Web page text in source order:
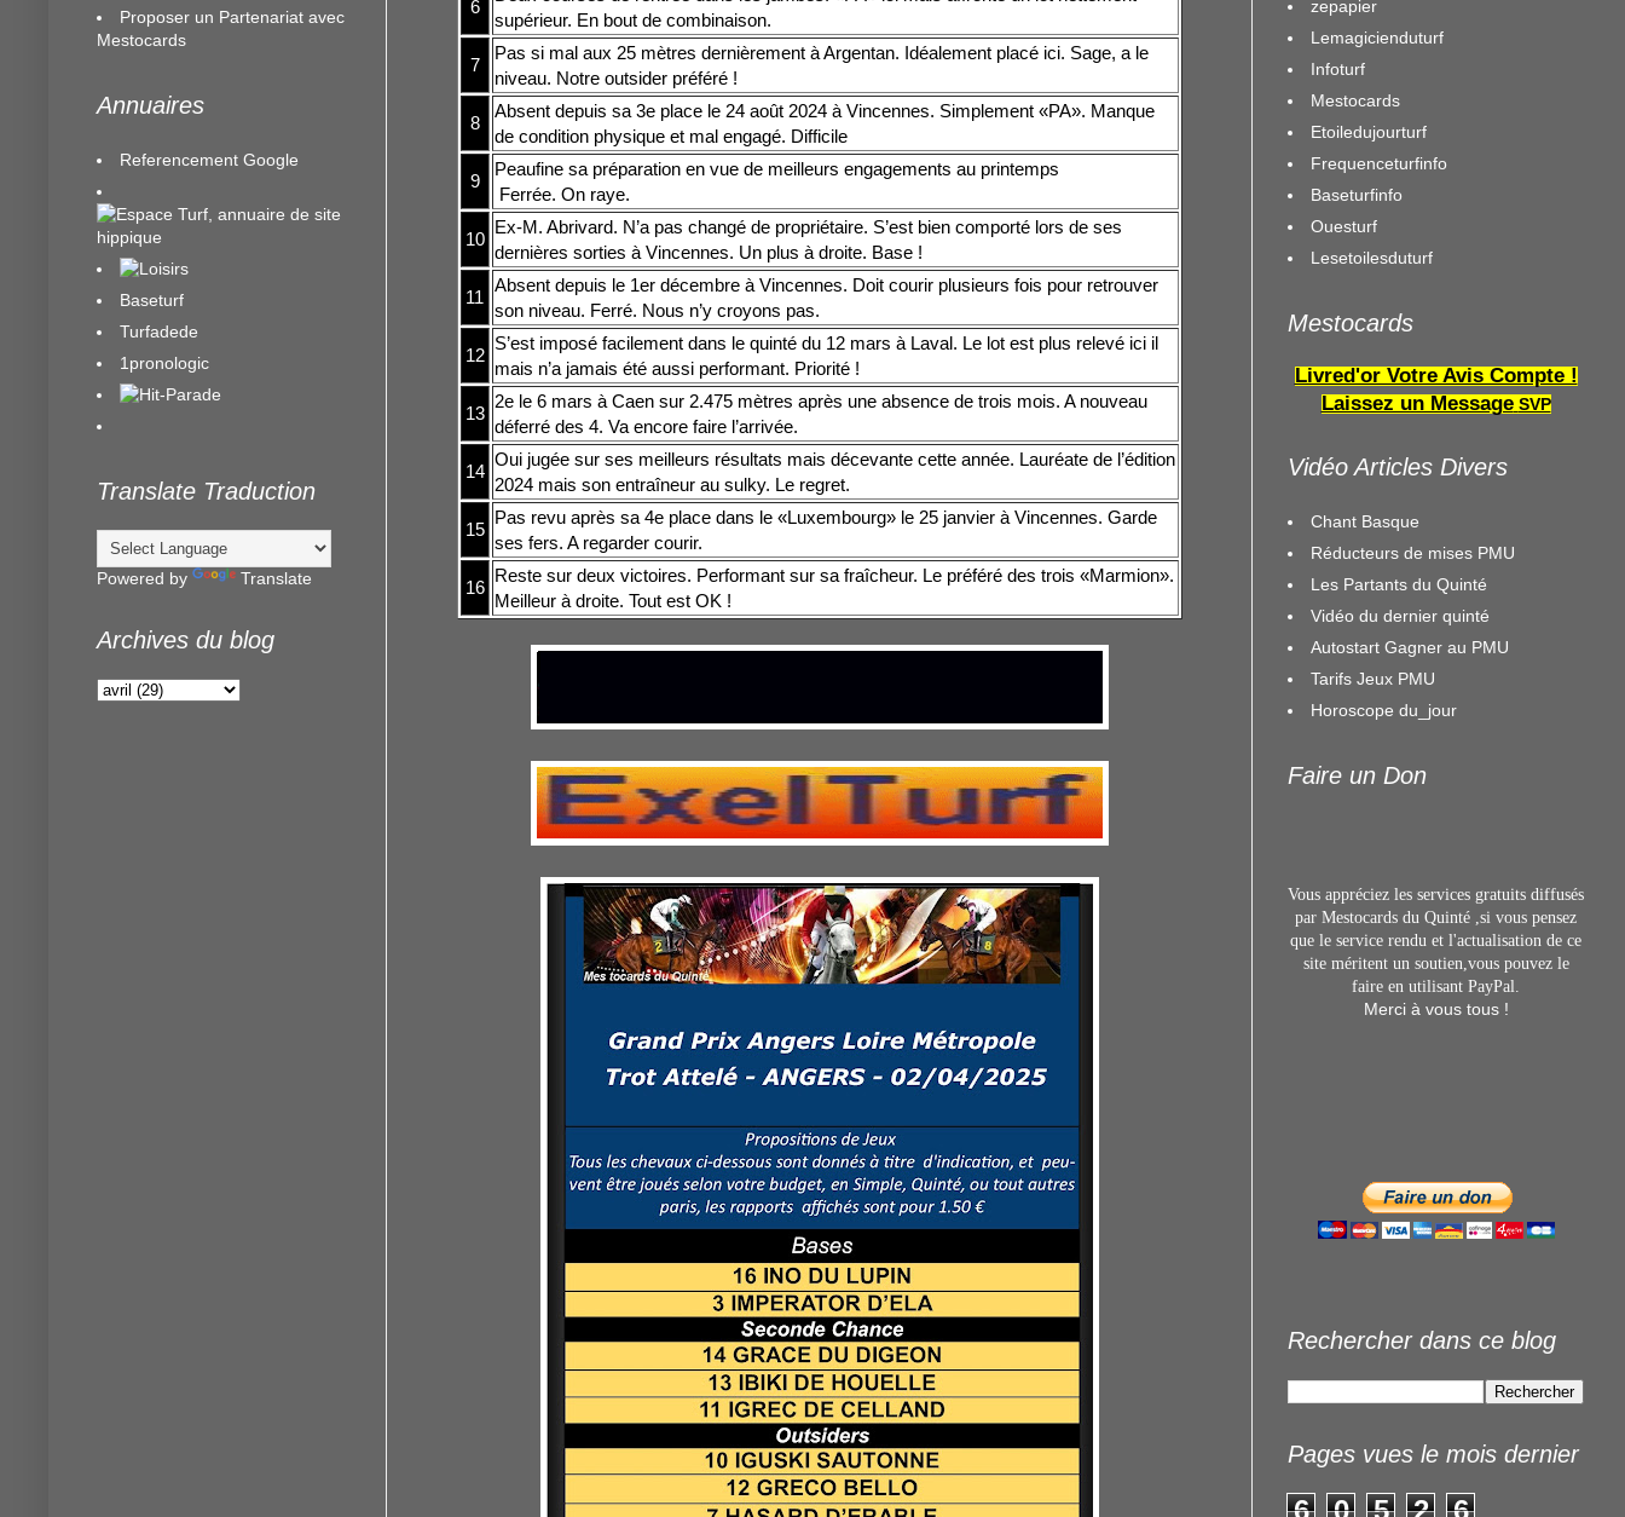
6
supérieur. En bout de combinaison.
7
Pas si mal aux 25 mètres dernièrement à Argentan. Idéalement placé ici. Sage, a le
niveau. Notre outsider préféré !
8
Absent depuis sa 3e place le 24 août 2024 à Vincennes. Simplement «PA». Manque
de condition physique et mal engagé. Difficile
9
Peaufine sa préparation en vue de meilleurs engagements au printemps
Ferrée. On raye.
10
Ex-M. Abrivard. N’a pas changé de propriétaire. S’est bien comporté lors de ses
dernières sorties à Vincennes. Un plus à droite. Base !
11
Absent depuis le 1er décembre à Vincennes. Doit courir plusieurs fois pour retrouver
son niveau. Ferré. Nous n’y croyons pas.
12
S’est imposé facilement dans le quinté du 12 mars à Laval. Le lot est plus relevé ici il
mais n’a jamais été aussi performant. Priorité !
13
2e le 6 mars à Caen sur 2.475 mètres après une absence de trois mois. A nouveau
déferré des 4. Va encore faire l’arrivée.
14
Oui jugée sur ses meilleurs résultats mais décevante cette année. Lauréate de l’édition
2024 mais son entraîneur au sulky. Le regret.
15
Pas revu après sa 4e place dans le «Luxembourg» le 25 janvier à Vincennes. Garde
ses fers. A regarder courir.
16
Reste sur deux victoires. Performant sur sa fraîcheur. Le préféré des trois «Marmion».
Meilleur à droite. Tout est OK !
Proposer un Partenariat avec
Mestocards
Annuaires
Referencement Google
Baseturf
Turfadede
1pronologic
Translate Traduction
Powered by Translate
Archives du blog
zepapier
Lemagicienduturf
Infoturf
Mestocards
Etoiledujourturf
Frequenceturfinfo
Baseturfinfo
Ouesturf
Lesetoilesduturf
Mestocards
Livred'or Votre Avis Compte !
Laissez un Message SVP
Vidéo Articles Divers
Chant Basque
Réducteurs de mises PMU
Les Partants du Quinté
Vidéo du dernier quinté
Autostart Gagner au PMU
Tarifs Jeux PMU
Horoscope du_jour
Faire un Don
Vous appréciez les services gratuits diffusés
par Mestocards du Quinté ,si vous pensez
que le service rendu et l'actualisation de ce
site méritent un soutien,vous pouvez le
faire en utilisant PayPal.
Merci à vous tous !
Rechercher dans ce blog
Pages vues le mois dernier
6 0 5 2 6